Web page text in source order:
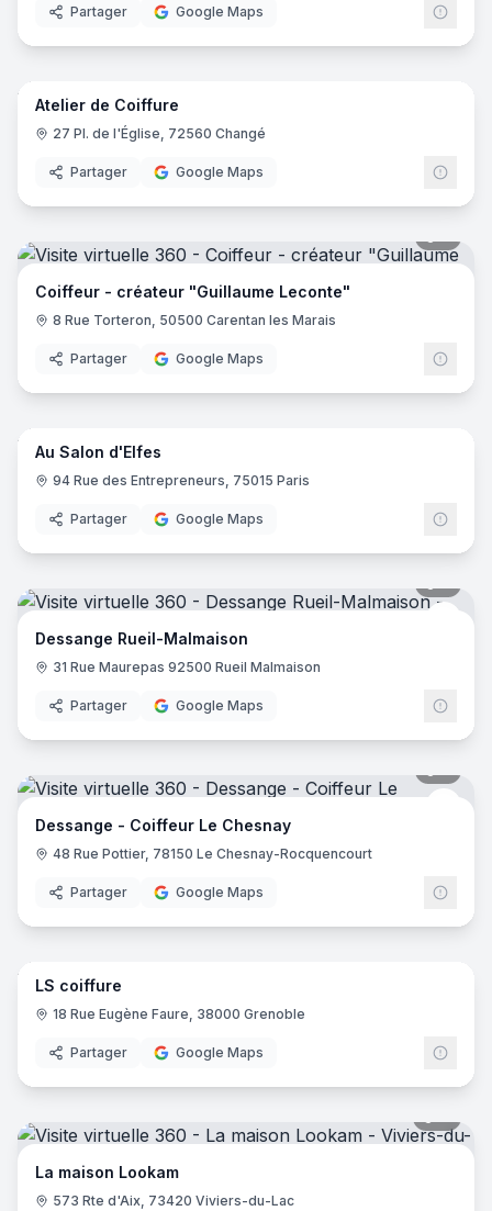
Partager Google Maps
7
Atelier de Coiffure
27 Pl. de l'Église, 72560 Changé
Partager Google Maps
Coiffeur - créateur "Guillaume Leconte"
8 Rue Torteron, 50500 Carentan les Marais
Partager Google Maps
4
Au Salon d'Elfes
94 Rue des Entrepreneurs, 75015 Paris
Partager Google Maps
Dessange Rueil-Malmaison
31 Rue Maurepas 92500 Rueil Malmaison
Partager Google Maps
Dessange - Coiffeur Le Chesnay
48 Rue Pottier, 78150 Le Chesnay-Rocquencourt
Partager Google Maps
10
LS coiffure
18 Rue Eugène Faure, 38000 Grenoble
Partager Google Maps
La maison Lookam
573 Rte d'Aix, 73420 Viviers-du-Lac